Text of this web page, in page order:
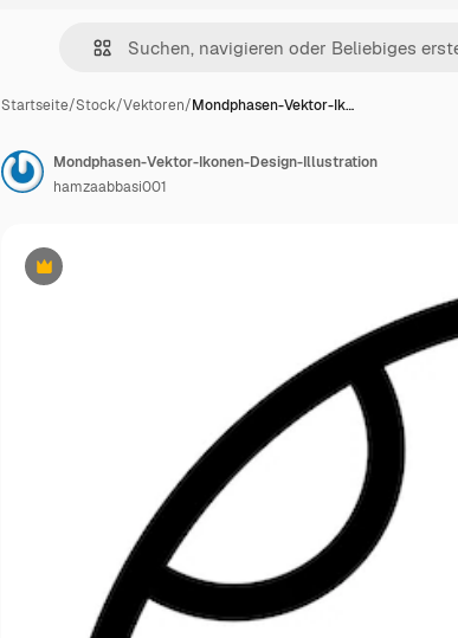
Startseite/Stock/Vektoren/Mondphasen-Vektor-Ik…
Premium
Mondphasen-Vektor-Ikonen-Design-Illustration
hamzaabbasi001